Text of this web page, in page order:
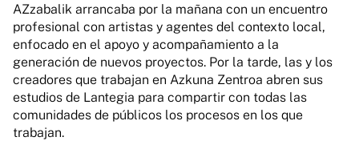
AZzabalik arrancaba por la mañana con un encuentro
profesional con artistas y agentes del contexto local,
enfocado en el apoyo y acompañamiento a la
generación de nuevos proyectos. Por la tarde, las y los
creadores que trabajan en Azkuna Zentroa abren sus
estudios de Lantegia para compartir con todas las
comunidades de públicos los procesos en los que
trabajan.